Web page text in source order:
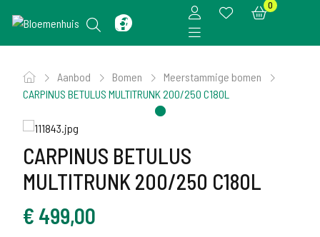
0
Aanbod Bomen
Meerstammige bomen
CARPINUS BETULUS MULTITRUNK 200/250 C180L
CARPINUS BETULUS
MULTITRUNK 200/250 C180L
€ 499,00